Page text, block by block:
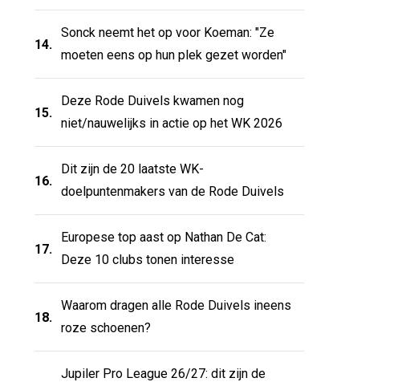
14.
Sonck neemt het op voor Koeman: "Ze
moeten eens op hun plek gezet worden"
15.
Deze Rode Duivels kwamen nog
niet/nauwelijks in actie op het WK 2026
16.
Dit zijn de 20 laatste WK-
doelpuntenmakers van de Rode Duivels
17.
Europese top aast op Nathan De Cat:
Deze 10 clubs tonen interesse
18.
Waarom dragen alle Rode Duivels ineens
roze schoenen?
Jupiler Pro League 26/27: dit zijn de